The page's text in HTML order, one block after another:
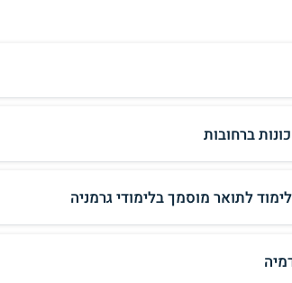
ברחובות
לתואר מוסמך בלימודי גרמניה